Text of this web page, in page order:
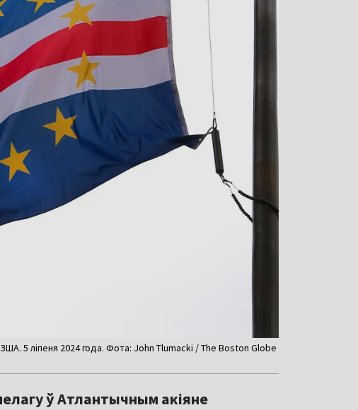
5 ліпеня 2024 года. Фота: John Tlumacki / The Boston Globe
ў Атлантычным акіяне